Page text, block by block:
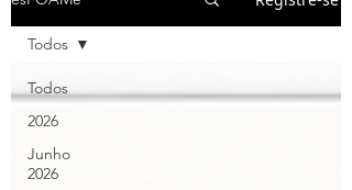
Todos
2026
Junho
2026
Todos